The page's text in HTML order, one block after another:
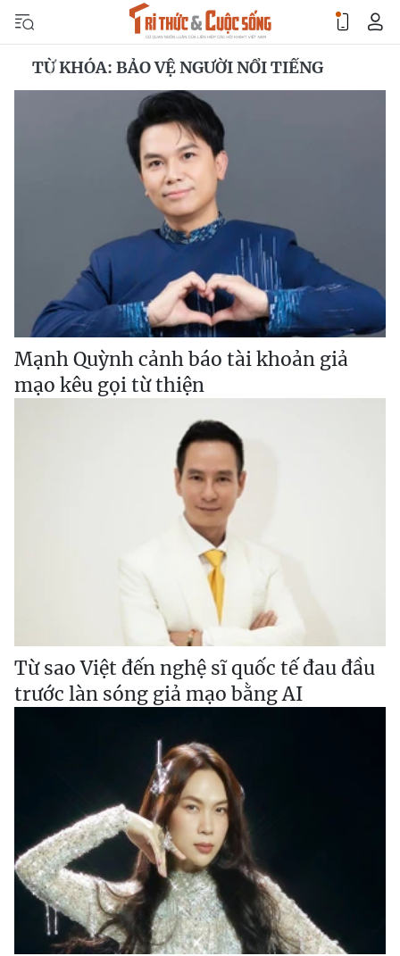
TỪ KHÓA: BẢO VỆ NGƯỜI NỔI TIẾNG
Mạnh Quỳnh cảnh báo tài khoản giả
mạo kêu gọi từ thiện
Từ sao Việt đến nghệ sĩ quốc tế đau đầu
trước làn sóng giả mạo bằng AI